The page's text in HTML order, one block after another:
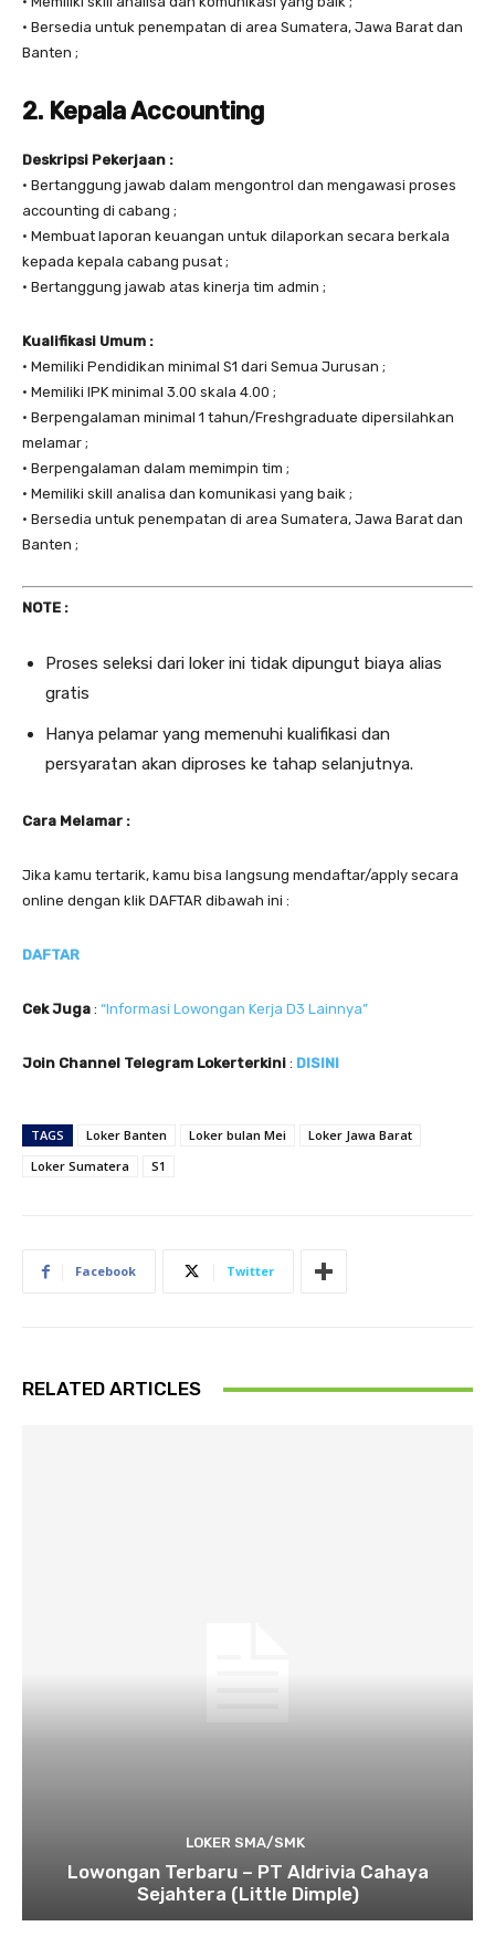
• Bersedia untuk penempatan di area Sumatera, Jawa Barat dan
Banten ;
2. Kepala Accounting
Deskripsi Pekerjaan :
• Bertanggung jawab dalam mengontrol dan mengawasi proses
accounting di cabang ;
• Membuat laporan keuangan untuk dilaporkan secara berkala
kepada kepala cabang pusat ;
• Bertanggung jawab atas kinerja tim admin ;
Kualifikasi Umum :
• Memiliki Pendidikan minimal S1 dari Semua Jurusan ;
• Memiliki IPK minimal 3.00 skala 4.00 ;
• Berpengalaman minimal 1 tahun/Freshgraduate dipersilahkan
melamar ;
• Berpengalaman dalam memimpin tim ;
• Memiliki skill analisa dan komunikasi yang baik ;
• Bersedia untuk penempatan di area Sumatera, Jawa Barat dan
Banten ;
NOTE :
Proses seleksi dari loker ini tidak dipungut biaya alias
gratis
Hanya pelamar yang memenuhi kualifikasi dan
persyaratan akan diproses ke tahap selanjutnya.
Cara Melamar :
Jika kamu tertarik, kamu bisa langsung mendaftar/apply secara
online dengan klik DAFTAR dibawah ini :
DAFTAR
Cek Juga : “Informasi Lowongan Kerja D3 Lainnya”
Join Channel Telegram Lokerterkini : DISINI
TAGS Loker Banten Loker bulan Mei
Loker Jawa Barat
Loker Sumatera
S1
Facebook Twitter
RELATED ARTICLES
LOKER SMA/SMK
Lowongan Terbaru – PT Aldrivia Cahaya
Sejahtera (Little Dimple)